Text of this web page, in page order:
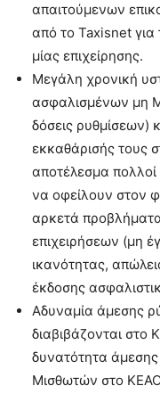
απαιτούμενων
από το Taxisnet για
μίας επιχείρησης.
Μεγάλη χρονική
ασφαλισμένων μη
δόσεις ρυθμίσεων)
εκκαθάρισής τους
αποτέλεσμα
να οφείλουν στον
αρκετά
επιχειρήσεων (μη
ικανότητας,
έκδοσης
Αδυναμία άμεσης
διαβιβάζονται στο
δυνατότητα
Μισθωτών στο